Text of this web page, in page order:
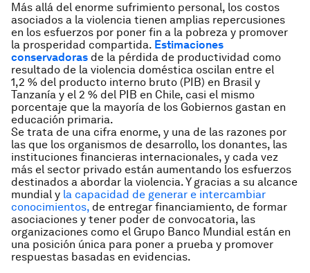
Más allá del enorme sufrimiento personal, los costos
asociados a la violencia tienen amplias repercusiones
en los esfuerzos por poner fin a la pobreza y promover
la prosperidad compartida. Estimaciones
conservadoras de la pérdida de productividad como
resultado de la violencia doméstica oscilan entre el
1,2 % del producto interno bruto (PIB) en Brasil y
Tanzanía y el 2 % del PIB en Chile, casi el mismo
porcentaje que la mayoría de los Gobiernos gastan en
educación primaria.
Se trata de una cifra enorme, y una de las razones por
las que los organismos de desarrollo, los donantes, las
instituciones financieras internacionales, y cada vez
más el sector privado están aumentando los esfuerzos
destinados a abordar la violencia. Y gracias a su alcance
mundial y la capacidad de generar e intercambiar
conocimientos, de entregar financiamiento, de formar
asociaciones y tener poder de convocatoria, las
organizaciones como el Grupo Banco Mundial están en
una posición única para poner a prueba y promover
respuestas basadas en evidencias.